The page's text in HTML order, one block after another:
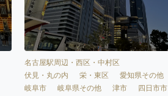
名古屋駅周辺・西区・中村区
伏見・丸の内
栄・東区
愛知県その他
岐阜市
岐阜県その他 津市
四日市市